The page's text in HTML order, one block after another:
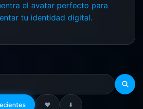
el avatar perfecto para
tu identidad digital.
❤️ ⬇️